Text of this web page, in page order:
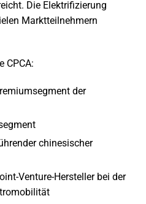
Die Elektrifizierung
Marktteilnehmern
CPCA:
der
chinesischer
Venture-Hersteller bei der